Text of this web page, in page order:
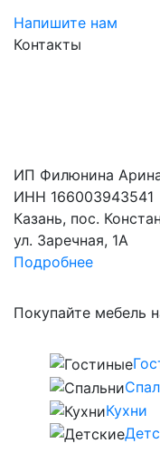
Напишите нам
Контакты
ИП Филюнина
ИНН 166003943541
Казань, пос.
ул. Заречная, 1А
Подробнее
Покупайте мебель
Кухни